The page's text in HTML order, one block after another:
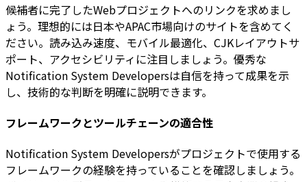
候補者に完了したWebプロジェクトへのリンクを求めまし
ょう。理想的には日本やAPAC市場向けのサイトを含めてく
ださい。読み込み速度、モバイル最適化、CJKレイアウトサ
ポート、アクセシビリティに注目しましょう。優秀な
Notification System Developersは自信を持って成果を示
し、技術的な判断を明確に説明できます。
フレームワークとツールチェーンの適合性
Notification System Developersがプロジェクトで使用する
フレームワークの経験を持っていることを確認しましょう。